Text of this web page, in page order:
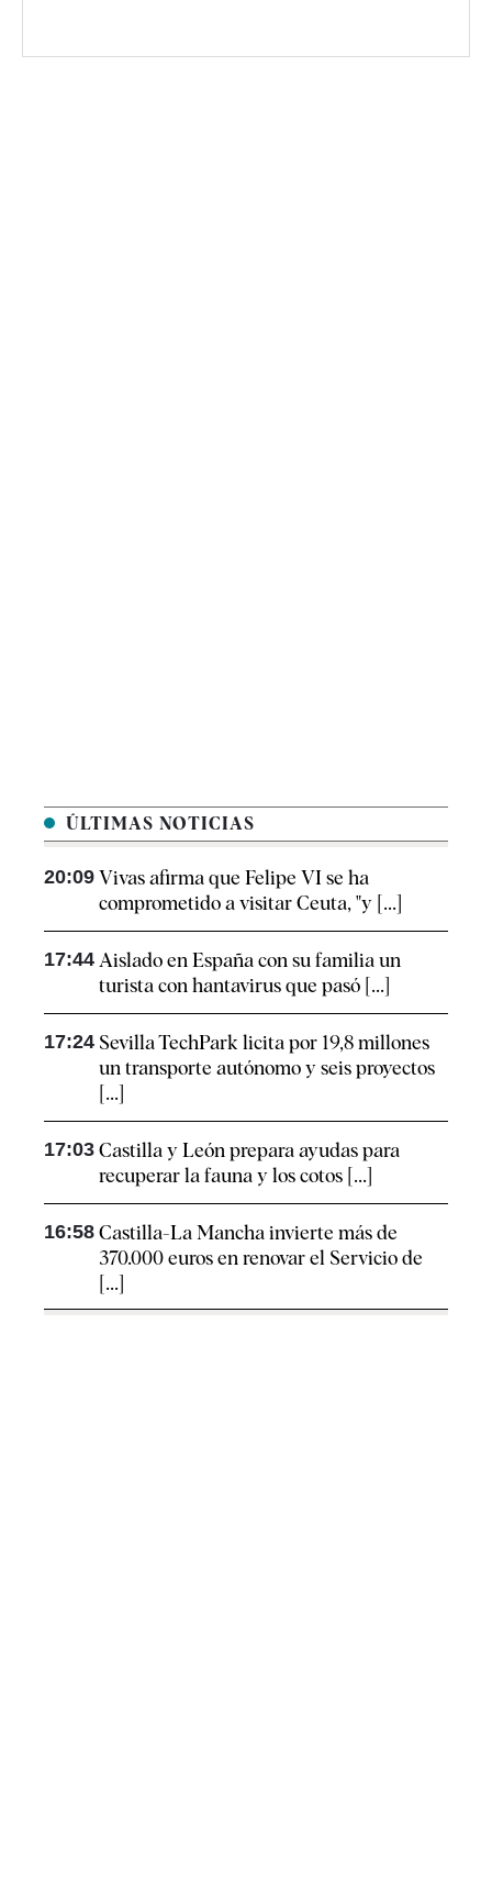
ÚLTIMAS NOTICIAS
20:09 Vivas afirma que Felipe VI se ha
comprometido a visitar Ceuta, "y [...]
17:44 Aislado en España con su familia un
turista con hantavirus que pasó [...]
17:24 Sevilla TechPark licita por 19,8 millones
un transporte autónomo y seis proyectos
[...]
17:03 Castilla y León prepara ayudas para
recuperar la fauna y los cotos [...]
16:58 Castilla-La Mancha invierte más de
370.000 euros en renovar el Servicio de
[...]